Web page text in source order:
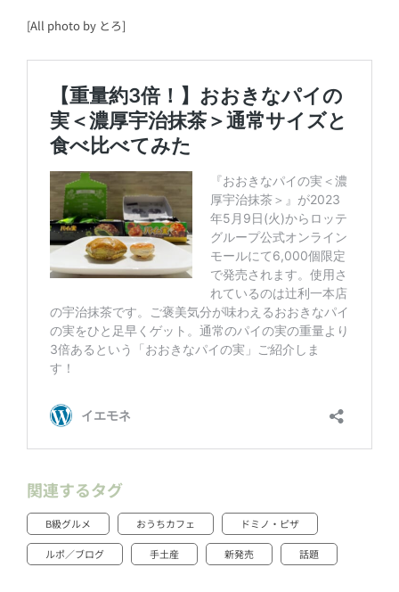
[All photo by とろ]
関連するタグ
B級グルメ おうちカフェ ドミノ・ピザ
ルポ／ブログ 手土産 新発売 話題